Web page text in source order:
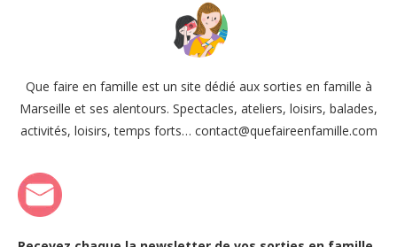
Que faire en famille est un site dédié aux sorties en famille à
Marseille et ses alentours. Spectacles, ateliers, loisirs, balades,
activités, loisirs, temps forts… contact@quefaireenfamille.com